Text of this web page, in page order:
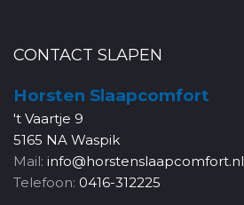
CONTACT SLAPEN
Horsten Slaapcomfort
't Vaartje 9
5165 NA Waspik
Mail: info@horstenslaapcomfort.nl
Telefoon: 0416-312225